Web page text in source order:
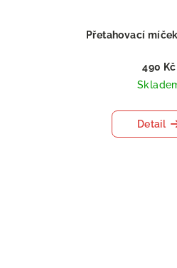
Přetahovací
490 Kč
Detail